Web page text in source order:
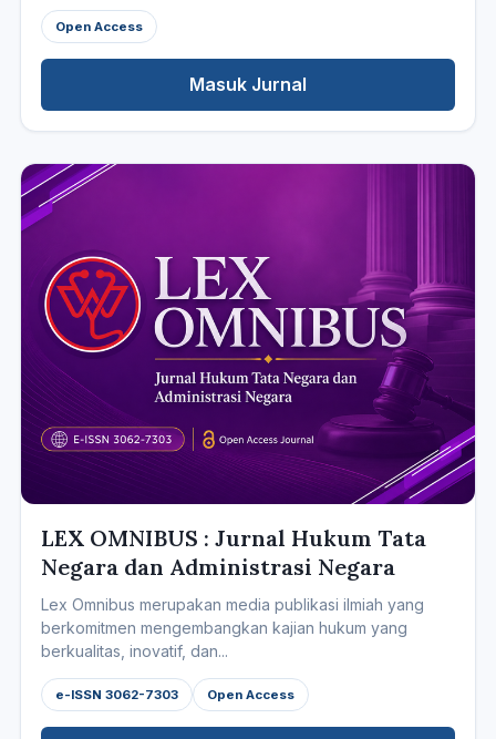
Open Access
Masuk Jurnal
LEX OMNIBUS : Jurnal Hukum Tata
Negara dan Administrasi Negara
Lex Omnibus merupakan media publikasi ilmiah yang
berkomitmen mengembangkan kajian hukum yang
berkualitas, inovatif, dan...
e-ISSN 3062-7303 Open Access